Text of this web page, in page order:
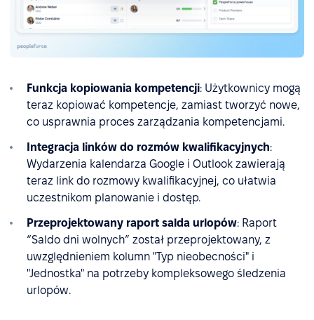
Funkcja kopiowania kompetencji: Użytkownicy mogą
teraz kopiować kompetencje, zamiast tworzyć nowe,
co usprawnia proces zarządzania kompetencjami.
Integracja linków do rozmów kwalifikacyjnych:
Wydarzenia kalendarza Google i Outlook zawierają
teraz link do rozmowy kwalifikacyjnej, co ułatwia
uczestnikom planowanie i dostęp.
Przeprojektowany raport salda urlopów: Raport
“Saldo dni wolnych” został przeprojektowany, z
uwzględnieniem kolumn "Typ nieobecności" i
"Jednostka" na potrzeby kompleksowego śledzenia
urlopów.